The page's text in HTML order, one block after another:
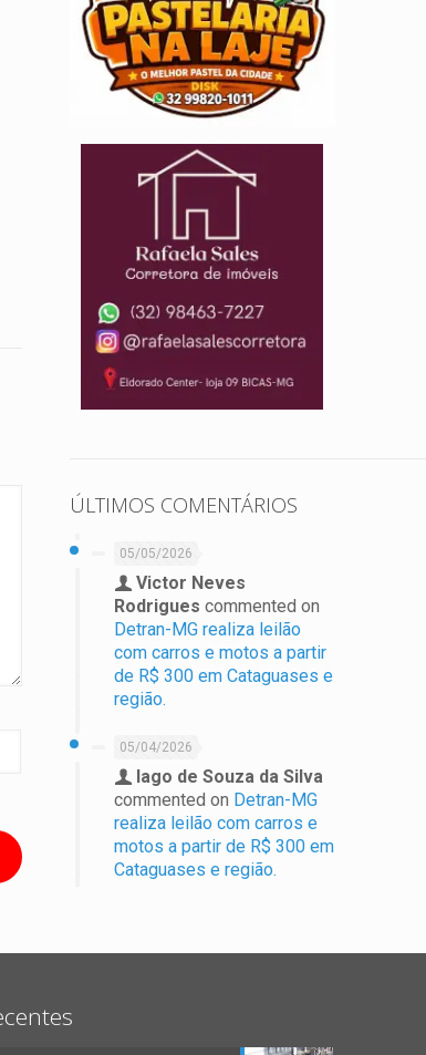
ÚLTIMOS COMENTÁRIOS
05/05/2026
Victor Neves
Rodrigues commented on
Detran-MG realiza leilão
com carros e motos a partir
de R$ 300 em Cataguases e
região.
05/04/2026
Iago de Souza da Silva
commented on Detran-MG
realiza leilão com carros e
motos a partir de R$ 300 em
Cataguases e região.